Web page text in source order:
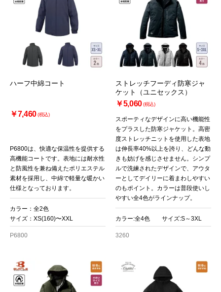
ハーフ中綿コート
￥7,460(税込)
P6800は、快適な保温性を提供する
高機能コートです。表地には耐水性
と防風性を兼ね備えたポリエステル
素材を採用し、中綿で軽量な暖かい
仕様となっております。
カラー：全2色
サイズ：XS(160)〜XXL
P6800
ストレッチフーディ防寒ジャ
ケット（ユニセックス）
￥5,060(税込)
スポーティなデザインに高い機能性
をプラスした防寒ジャケット。高密
度ストレッチニットを使用した表地
は伸長率40%以上を誇り、どんな動
きも妨げを感じさせません。シンプ
ルで洗練されたデザインで、アウタ
ーとしてデイリーに着まわしやすい
のもポイント。カラーは普段使いし
やすい全4色がラインナップ。
カラー:全4色 サイズ:S～3XL
3260